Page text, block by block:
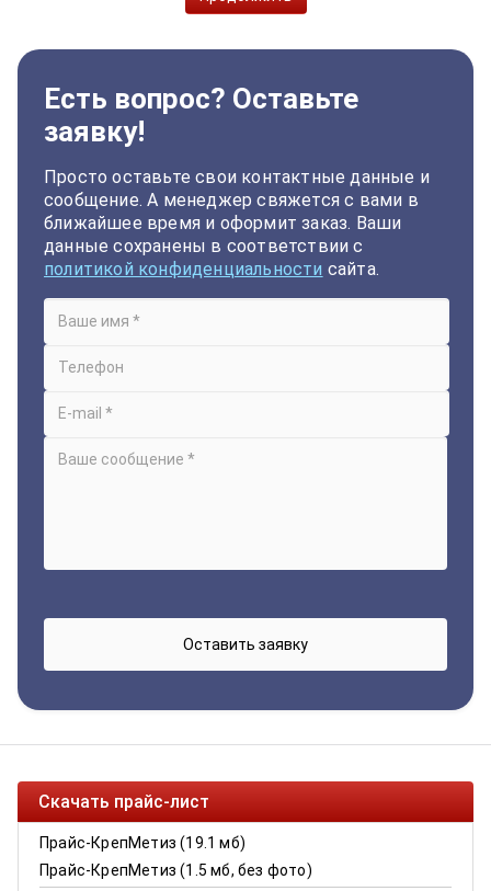
Есть вопрос? Оставьте
заявку!
Просто оставьте свои контактные данные и
сообщение. А менеджер свяжется с вами в
ближайшее время и оформит заказ. Ваши
данные сохранены в соответствии с
политикой конфиденциальности сайта.
Скачать прайс-лист
Прайс-КрепМетиз (19.1 мб)
Прайс-КрепМетиз (1.5 мб, без фото)